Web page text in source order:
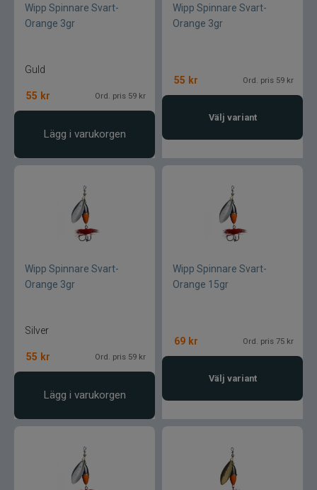
Salmo
Shimano
Sölvekroken
Spiderwire
Wipp Spinnare Svart-
Orange 3gr
Guld
55 kr Ord. pris 59 kr
Lägg i varukorgen
Wipp Spinnare Svart-
Orange 3gr
55 kr Ord. pris 59 kr
Välj variant
Wipp Spinnare Svart-
Orange 3gr
Silver
55 kr Ord. pris 59 kr
Lägg i varukorgen
Wipp Spinnare Svart-
Orange 15gr
69 kr Ord. pris 75 kr
Välj variant